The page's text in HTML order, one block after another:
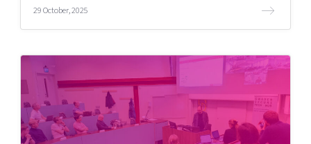
29 October, 2025